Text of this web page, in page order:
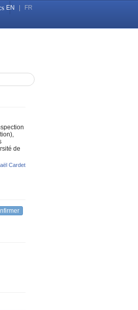
EN FR
de
Cardet